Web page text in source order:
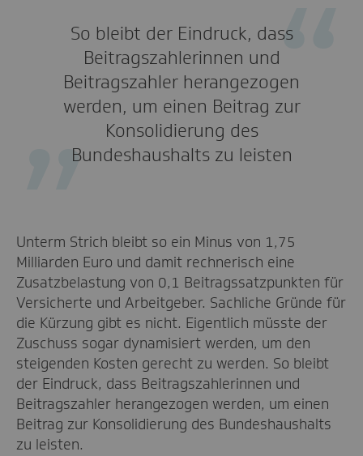
So bleibt der Eindruck, dass
Beitragszahlerinnen und
Beitragszahler herangezogen
werden, um einen Beitrag zur
Konsolidierung des
Bundeshaushalts zu leisten
Unterm Strich bleibt so ein Minus von 1,75
Milliarden Euro und damit rechnerisch eine
Zusatzbelastung von 0,1 Beitragssatzpunkten für
Versicherte und Arbeitgeber. Sachliche Gründe für
die Kürzung gibt es nicht. Eigentlich müsste der
Zuschuss sogar dynamisiert werden, um den
steigenden Kosten gerecht zu werden. So bleibt
der Eindruck, dass Beitragszahlerinnen und
Beitragszahler herangezogen werden, um einen
Beitrag zur Konsolidierung des Bundeshaushalts
zu leisten.